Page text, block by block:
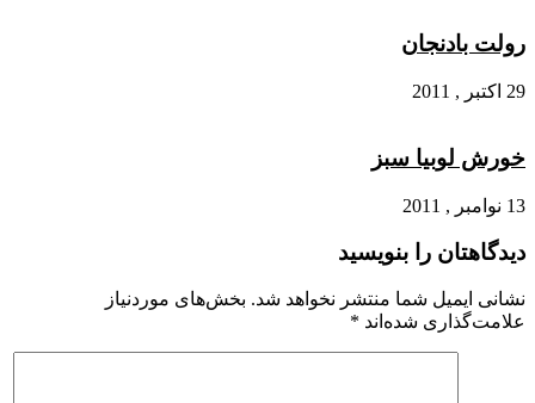
رولت بادنجان
29 اکتبر , 2011
خورش لوبیا سبز
13 نوامبر , 2011
دیدگاهتان را بنویسید
نشانی ایمیل شما منتشر نخواهد شد. بخش‌های موردنیاز
علامت‌گذاری شده‌اند *